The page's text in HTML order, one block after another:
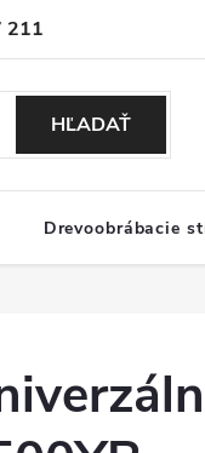
211
HĽADAŤ
Drevoobrábacie